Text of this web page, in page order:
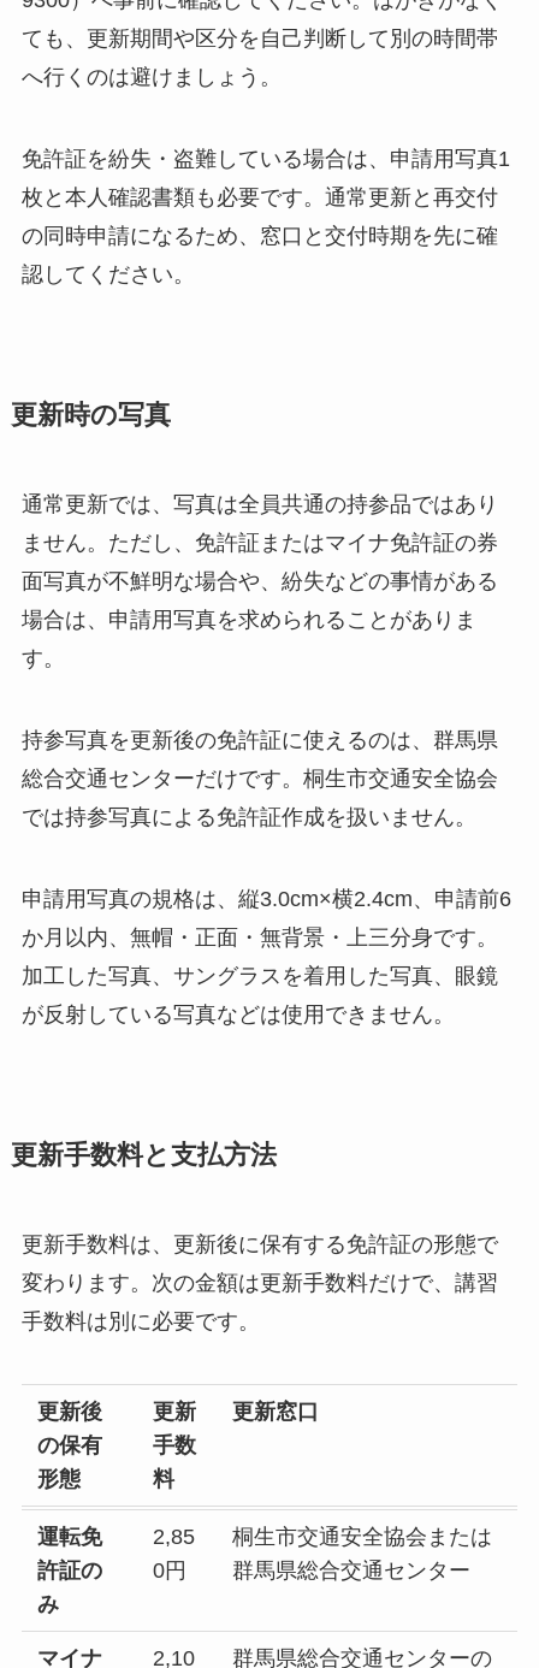
ても、更新期間や区分を自己判断して別の時間帯
へ行くのは避けましょう。
免許証を紛失・盗難している場合は、申請用写真1
枚と本人確認書類も必要です。通常更新と再交付
の同時申請になるため、窓口と交付時期を先に確
認してください。
更新時の写真
通常更新では、写真は全員共通の持参品ではあり
ません。ただし、免許証またはマイナ免許証の券
面写真が不鮮明な場合や、紛失などの事情がある
場合は、申請用写真を求められることがありま
す。
持参写真を更新後の免許証に使えるのは、群馬県
総合交通センターだけです。桐生市交通安全協会
では持参写真による免許証作成を扱いません。
申請用写真の規格は、縦3.0cm×横2.4cm、申請前6
か月以内、無帽・正面・無背景・上三分身です。
加工した写真、サングラスを着用した写真、眼鏡
が反射している写真などは使用できません。
更新手数料と支払方法
更新手数料は、更新後に保有する免許証の形態で
変わります。次の金額は更新手数料だけで、講習
手数料は別に必要です。
更新後
の保有
形態
更新
手数
料
更新窓口
運転免
許証の
み
2,85
0円
桐生市交通安全協会または
群馬県総合交通センター
マイナ
2,10
群馬県総合交通センターの